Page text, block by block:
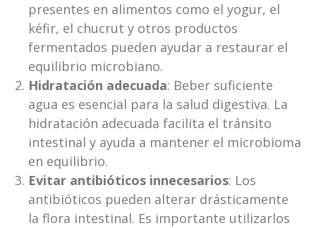
presentes en alimentos como el yogur, el
kéfir, el chucrut y otros productos
fermentados pueden ayudar a restaurar el
equilibrio microbiano.
Hidratación adecuada: Beber suficiente
agua es esencial para la salud digestiva. La
hidratación adecuada facilita el tránsito
intestinal y ayuda a mantener el microbioma
en equilibrio.
Evitar antibióticos innecesarios: Los
antibióticos pueden alterar drásticamente
la flora intestinal. Es importante utilizarlos